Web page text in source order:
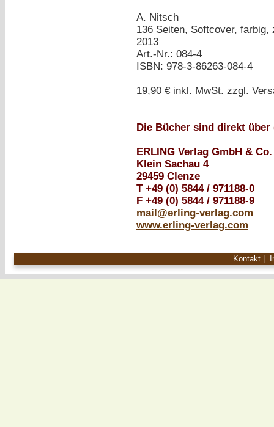
A. Nitsch
136 Seiten, Softcover, farbig,
2013
Art.-Nr.: 084-4
ISBN: 978-3-86263-084-4
19,90 € inkl. MwSt. zzgl.
Die Bücher sind direkt
ERLING Verlag GmbH &
Klein Sachau 4
29459 Clenze
T +49 (0) 5844 / 971188-0
F +49 (0) 5844 / 971188-9
mail@erling-verlag.com
www.erling-verlag.com
Kontakt